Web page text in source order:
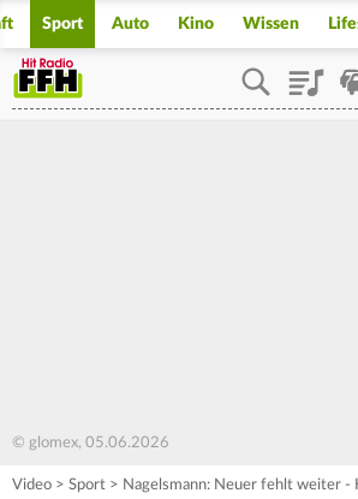
Sport Auto Kino Wissen
Playlist
© glomex, 05.06.2026
Video > Sport > Nagelsmann: Neuer fehlt weiter -